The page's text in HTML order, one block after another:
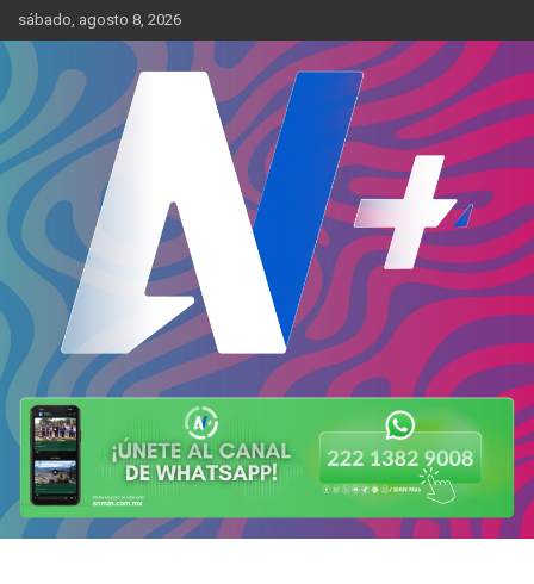
Skip
to
content
sábado, agosto 8, 2026
AN Más
Más cerca de ti